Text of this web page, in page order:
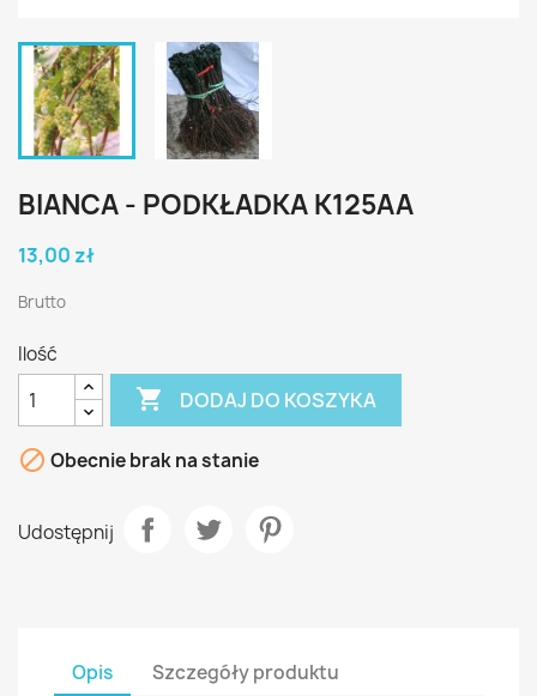
BIANCA - PODKŁADKA K125AA
13,00 zł
Brutto
Ilość
 DODAJ DO KOSZYKA
 Obecnie brak na stanie
Udostępnij
Opis Szczegóły produktu